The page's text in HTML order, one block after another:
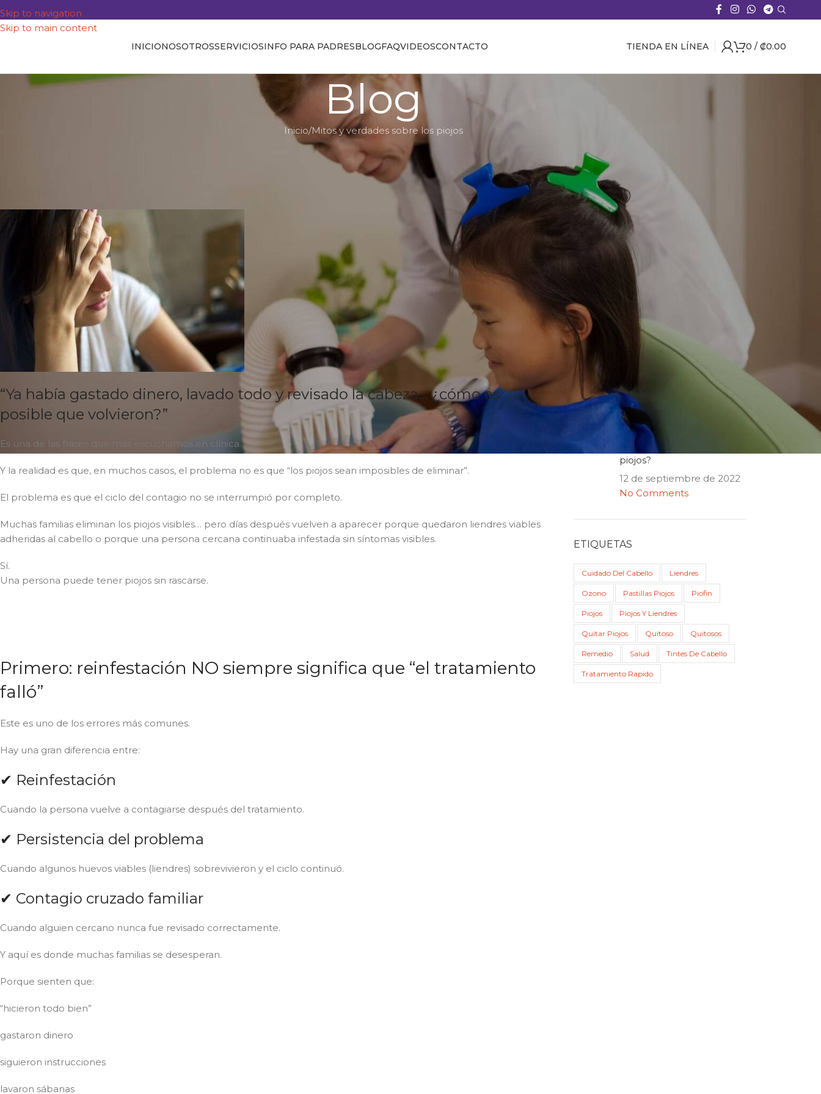
Skip to navigation
Skip to main content
INICIONOSOTROSSERVICIOSINFO PARA PADRESBLOGFAQVIDEOSCONTACTO TIENDA EN LÍNEA 0 / ₡0.00
Blog
Inicio Mitos y verdades sobre los piojos
,TRATAMIENTOS PARA PIOJOS
¿Por qué los piojos vuelven aunque ya hiciste tratamiento?
On 18 de mayo de 2026
“Ya había gastado dinero, lavado todo y revisado la cabeza… ¿cómo es
posible que volvieron?”
Es una de las frases que más escuchamos en clínica.
Y la realidad es que, en muchos casos, el problema no es que “los piojos sean imposibles de eliminar”.
El problema es que el ciclo del contagio no se interrumpió por completo.
Muchas familias eliminan los piojos visibles… pero días después vuelven a aparecer porque quedaron liendres viables
adheridas al cabello o porque una persona cercana continuaba infestada sin síntomas visibles.
Sí.
Una persona puede tener piojos sin rascarse.
Primero: reinfestación NO siempre significa que “el tratamiento
falló”
Este es uno de los errores más comunes.
Hay una gran diferencia entre:
✔ Reinfestación
Cuando la persona vuelve a contagiarse después del tratamiento.
✔ Persistencia del problema
Cuando algunos huevos viables (liendres) sobrevivieron y el ciclo continuó.
✔ Contagio cruzado familiar
Cuando alguien cercano nunca fue revisado correctamente.
Y aquí es donde muchas familias se desesperan.
Porque sienten que:
“hicieron todo bien”
gastaron dinero
siguieron instrucciones
lavaron sábanas
¿Qué son los piojos?
Mitos y verdades sobre los piojos
Prevención de piojos
Sin categoría
Tratamientos para piojos
ENTRADAS RECIENTES
¿Por qué los piojos vuelven aunque
ya hiciste tratamiento?
18 de mayo de 2026
¿El ozono sirve contra los piojos o es
puro humo?
1 de junio de 2025
No Comments
¿Qué tratamientos
funcionan contra los
piojos?
12 de septiembre de 2022
No Comments
ETIQUETAS
Cuidado Del Cabello Liendres
Ozono Pastillas Piojos Piofin
Piojos Piojos Y Liendres
Quitar Piojos Quitoso Quitosos
Remedio Salud Tintes De Cabello
Tratamiento Rapido